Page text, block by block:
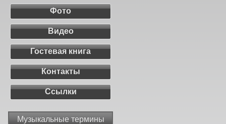
Фото
Видео
Гостевая книга
Контакты
Ссылки
Музыкальные термины